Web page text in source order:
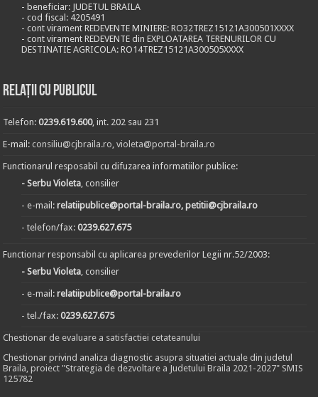
- beneficiar: JUDETUL BRAILA
- cod fiscal: 4205491
- cont virament REDEVENTE MINIERE: RO32TREZ15121A300501XXXX
- cont virament REDEVENTE din EXPLOATAREA TERENURILOR CU
DESTINATIE AGRICOLA: RO14TREZ15121A300505XXXX
Relații cu publicul
Telefon:0239.619.600, int. 202 sau 231
E-mail:consiliu@cjbraila.ro ,violeta@portal-braila.ro
Functionarul resposabil cu difuzarea informatiilor publice:
- Serbu Violeta , consilier
- e-mail:relatiipublice@portal-braila.ro, petitii@cjbraila.ro
- telefon/fax:0239.627.675
Functionar responsabil cu aplicarea prevederilor Legii nr.52/2003:
- Serbu Violeta , consilier
- e-mail:relatiipublice@portal-braila.ro
- tel./fax:0239.627.675
Chestionar de evaluare a satisfactiei cetateanului
Chestionar privind analiza diagnostic asupra situatiei actuale din judetul
Braila, proiect "Strategia de dezvoltare a Judetului Braila 2021-2027" SMIS
125782